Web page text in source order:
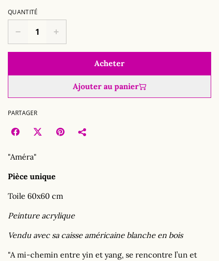
QUANTITÉ
Acheter
Ajouter au panier
PARTAGER
"Améra"
Pièce unique
Toile 60x60 cm
Peinture acrylique
Vendu avec sa caisse américaine blanche en bois
"A mi-chemin entre yin et yang, se rencontre l’un et